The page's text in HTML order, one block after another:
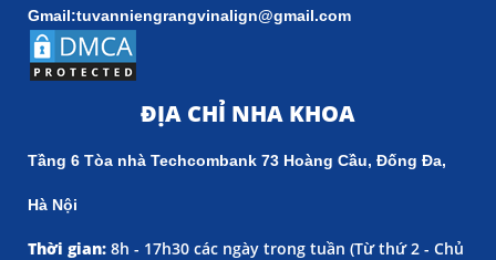
Gmail:tuvanniengrangvinalign@gmail.com
ĐỊA CHỈ NHA KHOA
Tầng 6 Tòa nhà Techcombank 73 Hoàng Cầu, Đống Đa,
Hà Nội
Thời gian: 8h - 17h30 các ngày trong tuần (Từ thứ 2 - Chủ